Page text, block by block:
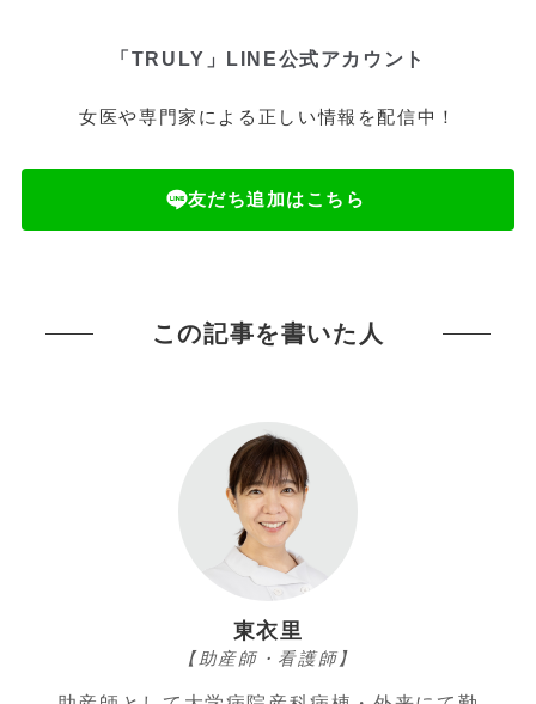
「TRULY」LINE公式アカウント
女医や専門家による正しい情報を配信中！
友だち追加はこちら
この記事を書いた人
東衣里
【助産師・看護師】